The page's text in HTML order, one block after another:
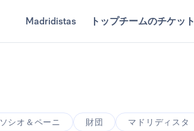
Madridistas トップチームのチケット
ソシオ＆ペーニ 財団 マドリディスタ